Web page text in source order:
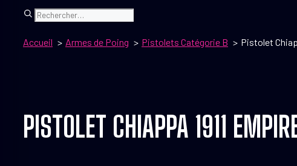
Rechercher
Accueil Armes de Poing Pistolets Catégorie B Pistolet
PISTOLET CHIAPPA 1911